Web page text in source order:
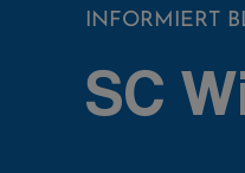
INFORMIERT
SC